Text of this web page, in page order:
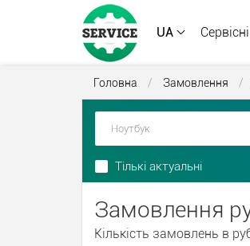
UA
Головна / Замовлення /
Тількі актуальні
Замовлення
Кількість замовлень в